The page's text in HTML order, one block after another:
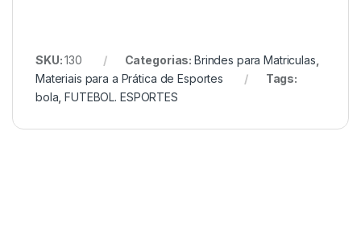
SKU:130 Categorias: Brindes para Matriculas
Materiais para a Prática de Esportes
Tags:
bola ,FUTEBOL. ESPORTES